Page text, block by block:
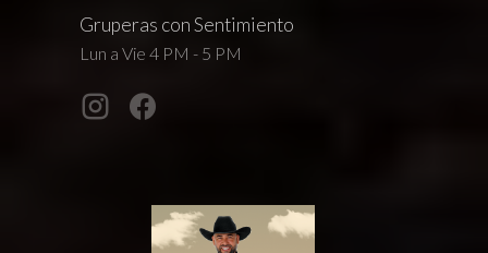
Gruperas con Sentimiento
Lun a Vie 4 PM - 5 PM